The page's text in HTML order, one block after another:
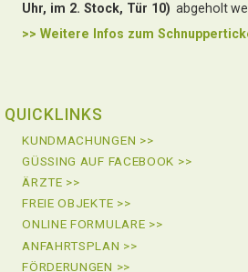
Uhr, im 2. Stock, Tür 10) abgeholt
>> Weitere Infos zum
QUICKLINKS
KUNDMACHUNGEN >>
GÜSSING AUF FACEBOOK >>
ÄRZTE >>
FREIE OBJEKTE >>
ONLINE FORMULARE >>
ANFAHRTSPLAN >>
FÖRDERUNGEN >>